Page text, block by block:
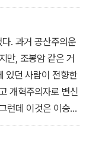
력구조를 내각제로
속셈이었고, 이승
이 되기를 원했다.
의 문제, 헤게모니
쟁 제2라운드는 초
내각 구성에서 한
만의 승리로 끝났
. 과거 공산주의운
만, 조봉암 같은 거
있던 사람이 전향한
개혁주의자로 변신
런데 이것은 이승만
다. …… 이승만은